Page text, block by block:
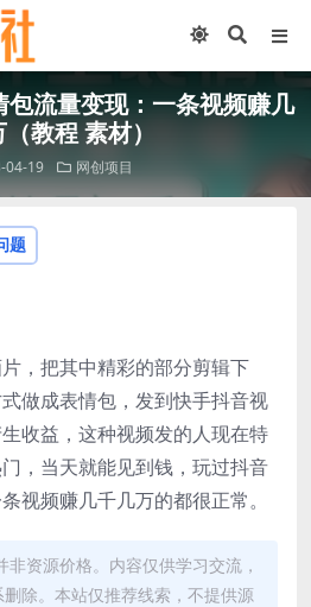
流量变现：一条视频赚几
教程 素材）
04-19 网创项目
题
，把其中精彩的部分剪辑下
做成表情包，发到快手抖音视
收益，这种视频发的人现在特
，当天就能见到钱，玩过抖音
视频赚几千几万的都很正常。
资源价格。内容仅供学习交流，
除。本站仅推荐线索，不提供源